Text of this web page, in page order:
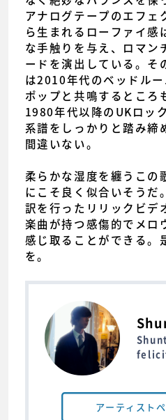
アナログテープのエフェ
ら生まれるローファイ感
な手触りを与え、ロマン
ードを演出している。そ
は2010年代のベッドル
ポップと共鳴するところ
1980年代以降のUKロッ
系譜をしっかりと踏み締
間違いない。
柔らかな湿度を纏うこの
にこそ良く似合いそう
訳を行ったリリックビデ
楽曲が持つ感傷的でメロ
感じ取ることができる。
を。
アーティスト